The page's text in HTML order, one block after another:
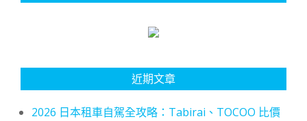
近期文章
2026 日本租車自駕全攻略：Tabirai、TOCOO 比價